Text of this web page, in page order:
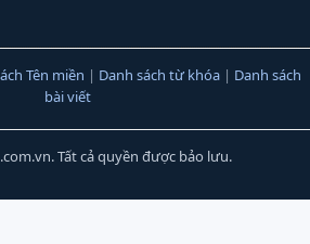
Tên miền | Danh sách từ khóa | Danh sách
bài viết
Tất cả quyền được bảo lưu.